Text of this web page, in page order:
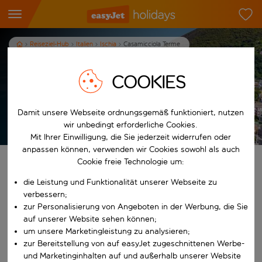
Reiseziel-Hub Italien Ischia Casamicciola Terme
Urlaub in Casamicciola Terme
Urlaub anzeigen
Finde deinen perfekten Urlaub
Beginne mit der Eingabe für die automatische
Ab
Nach
COOKIES
Damit unsere Webseite ordnungsgemäß funktioniert, nutzen
wir unbedingt erforderliche Cookies.
Mit Ihrer Einwilligung, die Sie jederzeit widerrufen oder
anpassen können, verwenden wir Cookies sowohl als auch
Cookie freie Technologie um:
die Leistung und Funktionalität unserer Webseite zu
verbessern;
zur Personalisierung von Angeboten in der Werbung, die Sie
auf unserer Website sehen können;
um unsere Marketingleistung zu analysieren;
zur Bereitstellung von auf easyJet zugeschnittenen Werbe-
und Marketinginhalten auf und außerhalb unserer Website